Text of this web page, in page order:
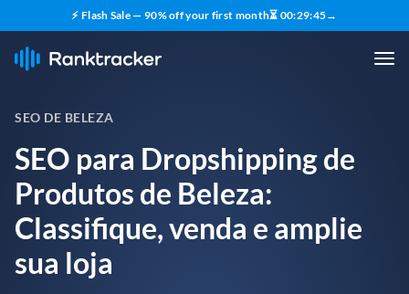
⚡ Flash Sale — 90% off your first month⏳ 00:29:44→
SEO DE BELEZA
SEO para Dropshipping de
Produtos de Beleza:
Classifique, venda e amplie
sua loja